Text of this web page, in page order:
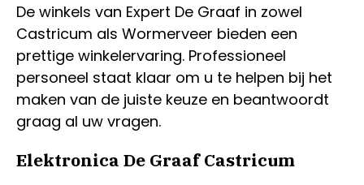
De winkels van Expert De Graaf in zowel
Castricum als Wormerveer bieden een
prettige winkelervaring. Professioneel
personeel staat klaar om u te helpen bij het
maken van de juiste keuze en beantwoordt
graag al uw vragen.
Elektronica De Graaf Castricum